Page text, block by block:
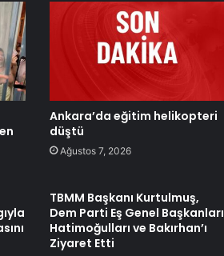
Ankara’da eğitim helikopteri
düştü
Ağustos 7, 2026
TBMM Başkanı Kurtulmuş,
Dem Parti Eş Genel Başkanları
Hatimoğulları ve Bakırhan’ı
Ziyaret Etti